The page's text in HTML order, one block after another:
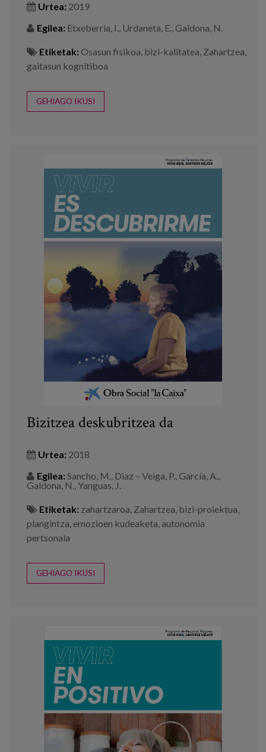
Urtea: 2019
Egilea: Etxeberria, I., Urdaneta, E., Galdona, N.
Etiketak: Osasun fisikoa, bizi-kalitatea, Zahartzea,
gaitasun kognitiboa
GEHIAGO IKUSI
Bizitzea deskubritzea da
Urtea: 2018
Egilea: Sancho, M., Diaz – Veiga, P., García, A.,
Galdona, N., Yanguas, J.
Etiketak: zahartzaroa Zahartzea bizi-proiektua
plangintza emozioen kudeaketa autonomia
pertsonala
GEHIAGO IKUSI